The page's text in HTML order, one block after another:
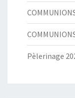
Pèlerinage